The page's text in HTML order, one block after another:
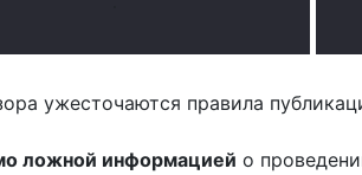
ужесточаются правила
ложной информацией о